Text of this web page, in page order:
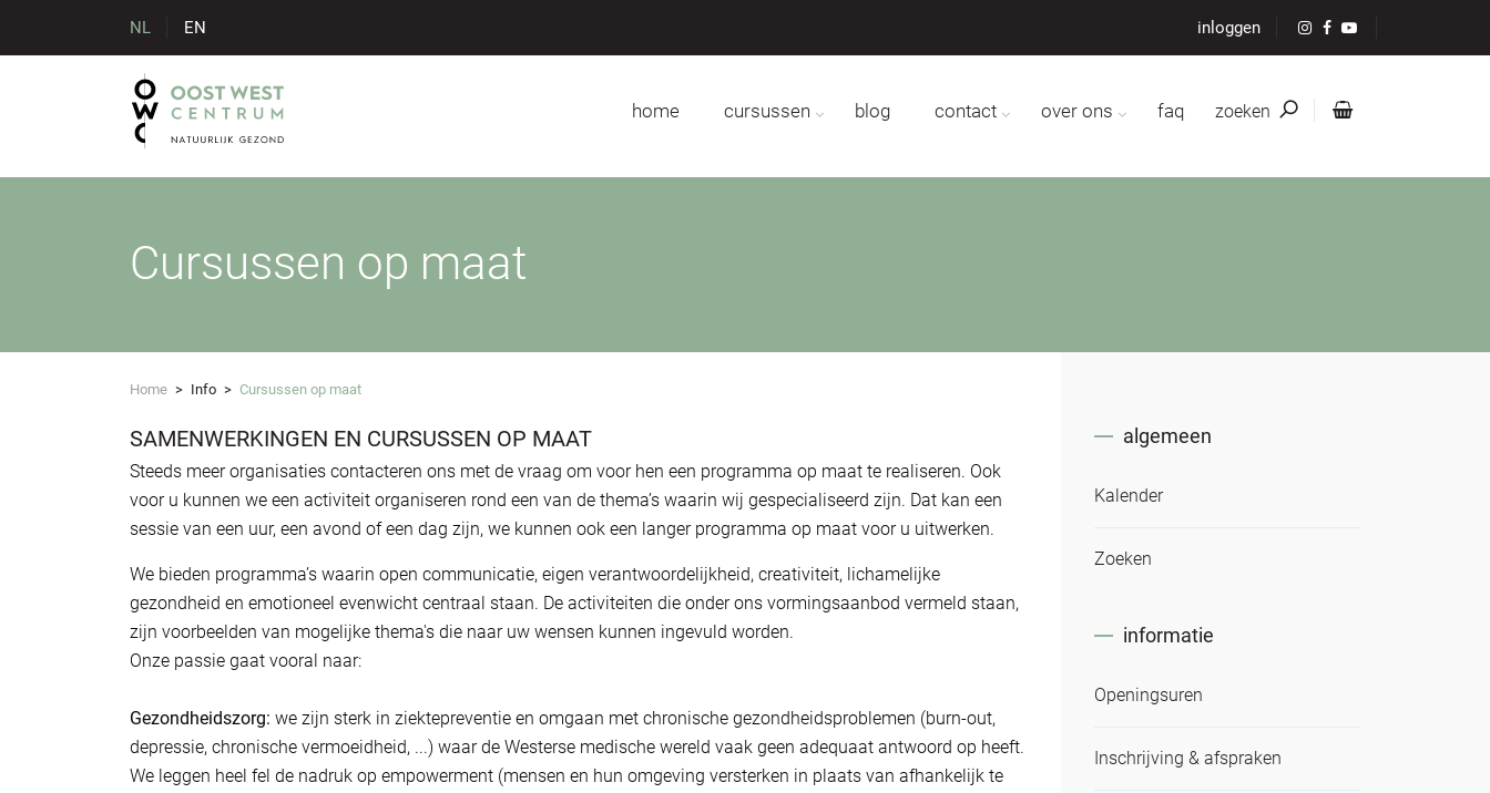
NL EN inloggen
home cursussen blog contact over ons faq zoeken
Cursussen op maat
Home > Info > Cursussen op maat
SAMENWERKINGEN EN CURSUSSEN OP MAAT
Steeds meer organisaties contacteren ons met de vraag om voor hen een programma op maat te realiseren. Ook
voor u kunnen we een activiteit organiseren rond een van de thema’s waarin wij gespecialiseerd zijn. Dat kan een
sessie van een uur, een avond of een dag zijn, we kunnen ook een langer programma op maat voor u uitwerken.
We bieden programma’s waarin open communicatie, eigen verantwoordelijkheid, creativiteit, lichamelijke
gezondheid en emotioneel evenwicht centraal staan. De activiteiten die onder ons vormingsaanbod vermeld staan,
zijn voorbeelden van mogelijke thema's die naar uw wensen kunnen ingevuld worden.
Onze passie gaat vooral naar:
Gezondheidszorg: we zijn sterk in ziektepreventie en omgaan met chronische gezondheidsproblemen (burn-out,
depressie, chronische vermoeidheid, ...) waar de Westerse medische wereld vaak geen adequaat antwoord op heeft.
We leggen heel fel de nadruk op empowerment (mensen en hun omgeving versterken in plaats van afhankelijk te
algemeen
Kalender
Zoeken
informatie
Openingsuren
Inschrijving & afspraken